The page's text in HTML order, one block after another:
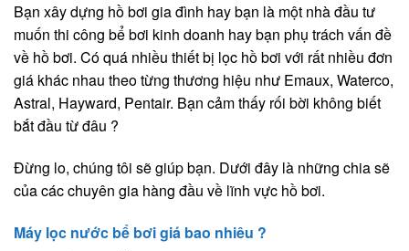
Bạn xây dựng hồ bơi gia đình hay bạn là một nhà đầu tư
muốn thi công bể bơi kinh doanh hay bạn phụ trách vấn đề
về hồ bơi. Có quá nhiều thiết bị lọc hồ bơi với rất nhiều đơn
giá khác nhau theo từng thương hiệu như Emaux, Waterco,
Astral, Hayward, Pentair. Bạn cảm thấy rối bời không biết
bắt đầu từ đâu ?
Đừng lo, chúng tôi sẽ giúp bạn. Dưới đây là những chia sẽ
của các chuyên gia hàng đầu về lĩnh vực hồ bơi.
Máy lọc nước bể bơi giá bao nhiêu ?